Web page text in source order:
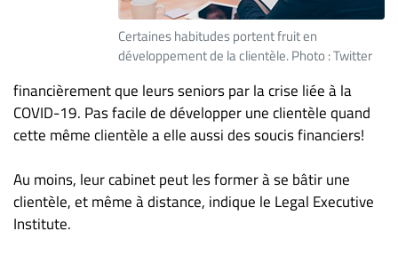
ENTREPRISES
Espace
entreprises
Page
Publier
un
emploi
Certaines habitudes portent fruit en
développement de la clientèle. Photo : Twitter
financièrement que leurs seniors par la crise liée à la
COVID-19. Pas facile de développer une clientèle quand
cette même clientèle a elle aussi des soucis financiers!
Au moins, leur cabinet peut les former à se bâtir une
clientèle, et même à distance, indique le Legal Executive
Institute.